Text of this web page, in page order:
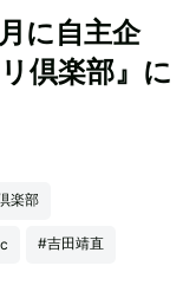
に自主企
倶楽部』に
楽部
#吉田靖直